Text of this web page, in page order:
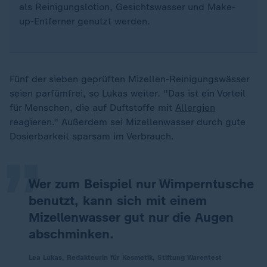
als Reinigungslotion, Gesichtswasser und Make-
up-Entferner genutzt werden.
Fünf der sieben geprüften Mizellen-Reinigungswässer
seien parfümfrei, so Lukas weiter. "Das ist ein Vorteil
für Menschen, die auf Duftstoffe mit Allergien
reagieren." Außerdem sei Mizellenwasser durch gute
Dosierbarkeit sparsam im Verbrauch.
Wer zum Beispiel nur Wimperntusche
benutzt, kann sich mit einem
Mizellenwasser gut nur die Augen
abschminken.
„